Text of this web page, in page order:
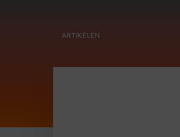
ARTIKELEN